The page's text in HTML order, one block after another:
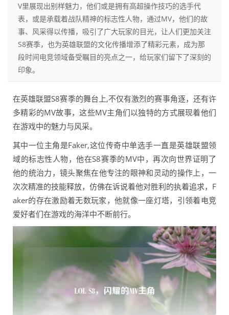
V里展现出别样魅力，他们或是拥有高超操作技巧的选手代
表，或是承载着战队精神的标志性人物，通过MV，他们的故
事、风采得以传播，吸引了广大玩家的目光，让人们更加关注
S8赛季，也为英雄联盟的文化传播增添了精彩元素，成为那
段时间电竞领域备受瞩目的亮点之一，给玩家们留下了深刻的
印象。
在英雄联盟S8赛季的舞台上,不仅有激烈的赛事角逐，还有许
多精彩的MV故事，这些MV主角们以独特的方式展现着他们
在游戏中的魅力与风采。
其中一位主角是Faker,这位传奇中单选手一直是英雄联盟领
域的标志性人物，他在S8赛季的MV中，再次向世界证明了
他的统治力，镜头聚焦在他专注的眼神和灵动的操作上，一
次次精准的技能释放，仿佛在诉说着他对胜利的执着追求，F
aker的存在激励着无数玩家，他就像一座灯塔，引领着电竞
爱好者们在游戏的海洋中不断前行。